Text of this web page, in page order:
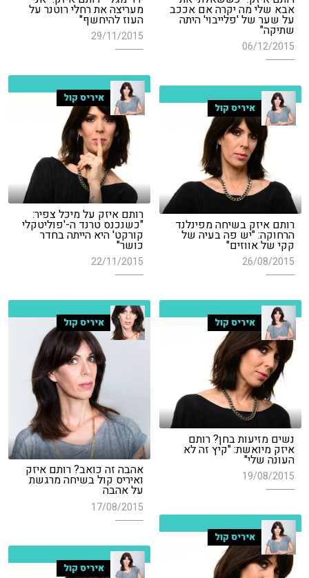
אבא שלי מה יקרה אם אככב
על שער של 'פלייבוי' היתה
שתיקה"
06/12/2015
מעריצה את רחלי רוטנר על
העוז להיחשף"
29/11/2015
איריס קול
רותם איזק על מיכל צפיר:
"כשנכנס טרנד ה-'פוליטקלי
קורקט' היא הייתה בחדר
כושר"
22/11/2015
איריס קול
רותם איזק בשיחה מפינלנד
הרחוקה: "יש פה בעיה של
קקי של אווזים"
26/08/2015
איריס קול
נשים מזיעות בחן? רותם
איזק מיואשת: "קיץ זה לא
העונה שלי"
19/08/2015
איריס קול
אהבה זה כואב? רותם איזק
ואיריס קול בשיחה מרגשת
על אהבה
17/08/2015
איריס קול
איריס קול